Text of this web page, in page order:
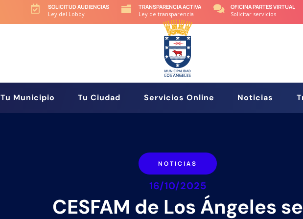

SOLICITUD AUDIENCIAS
Ley del Lobby

TRANSPARENCIA ACTIVA
Ley de transparencia

OFICINA PARTES VIRTUAL
Solicitar servicios
Tu Municipio Tu Ciudad Servicios Online Noticias
NOTICIAS
16/10/2025
CESFAM de Los Ángeles se